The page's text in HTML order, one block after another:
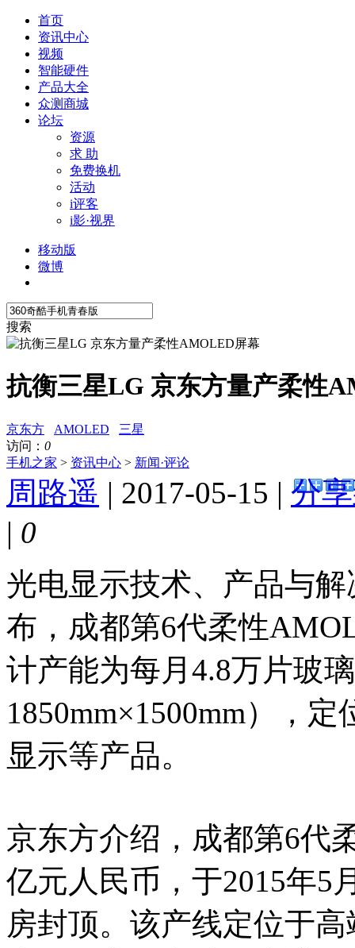
首页
资讯中心
视频
智能硬件
产品大全
众测商城
论坛
资源
求 助
免费换机
活动
i评客
i影·视界
移动版
微博
搜索
抗衡三星LG 京东方量产柔性
京东方 AMOLED
三星
访问： 0
手机之家 > 资讯中心 > 新闻·评论
周路遥 | 2017-05-15 | 分
| 0
光电显示技术、产品与
布，成都第6代柔性
计产能为每月4.8万片玻
1850mm×1500mm），
显示等产品。
京东方介绍，成都第6代
亿元人民币，于2015年5
房封顶。该产线定位于